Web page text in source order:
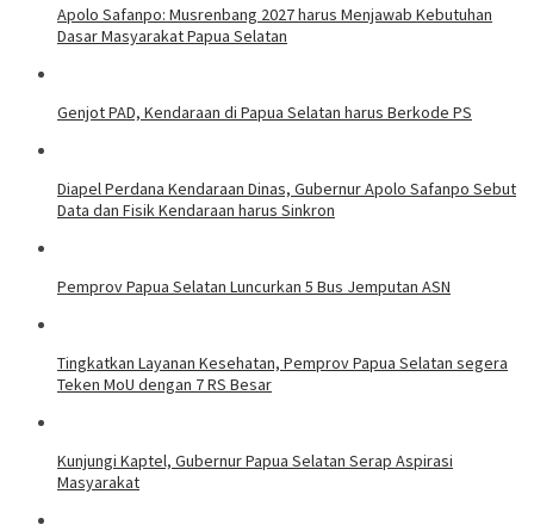
Apolo Safanpo: Musrenbang 2027 harus Menjawab Kebutuhan
Dasar Masyarakat Papua Selatan
Genjot PAD, Kendaraan di Papua Selatan harus Berkode PS
Diapel Perdana Kendaraan Dinas, Gubernur Apolo Safanpo Sebut
Data dan Fisik Kendaraan harus Sinkron
Pemprov Papua Selatan Luncurkan 5 Bus Jemputan ASN
Tingkatkan Layanan Kesehatan, Pemprov Papua Selatan segera
Teken MoU dengan 7 RS Besar
Kunjungi Kaptel, Gubernur Papua Selatan Serap Aspirasi
Masyarakat